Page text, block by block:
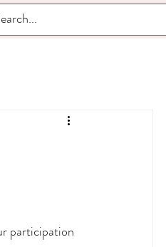
participation